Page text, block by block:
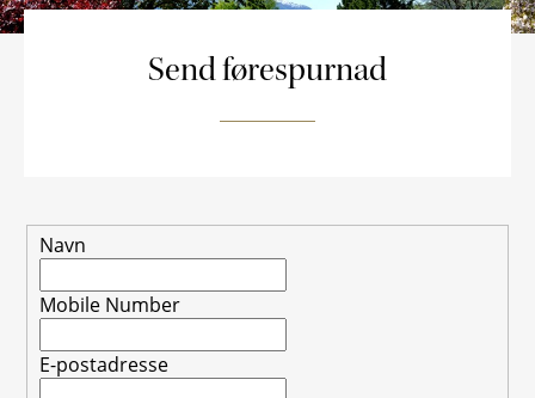
Send førespurnad
Navn
Mobile Number
E-postadresse